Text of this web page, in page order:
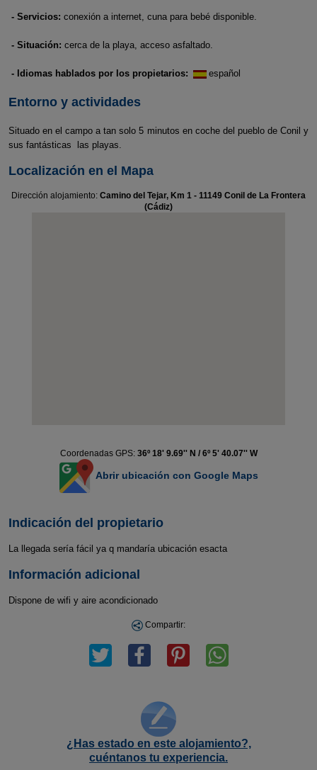
- Servicios: conexión a internet, cuna para bebé disponible.
- Situación: cerca de la playa, acceso asfaltado.
- Idiomas hablados por los propietarios: español
Entorno y actividades
Situado en el campo a tan solo 5 minutos en coche del pueblo de Conil y
sus fantásticas las playas.
Localización en el Mapa
Dirección alojamiento: Camino del Tejar, Km 1 - 11149 Conil de La Frontera
(Cádiz)
Coordenadas GPS: 36º 18' 9.69'' N / 6º 5' 40.07'' W
Abrir ubicación con Google Maps
Indicación del propietario
La llegada sería fácil ya q mandaría ubicación esacta
Información adicional
Dispone de wifi y aire acondicionado
Compartir:
¿Has estado en este alojamiento?,
cuéntanos tu experiencia.